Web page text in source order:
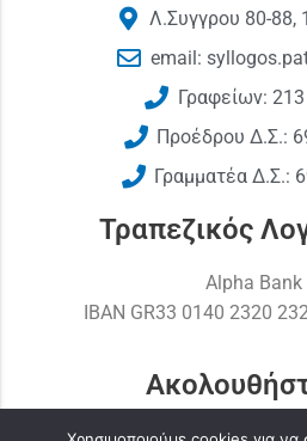
Λ.Συγγρου 80-88,
email:
Γραφείων:
Προέδρου Δ.Σ.:
Γραμματέα Δ.Σ.:
Τραπεζικός
Alpha Bank
ΙΒΑΝ GR33 0140 2320